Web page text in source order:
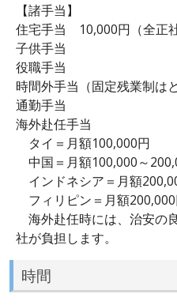
【諸手当】
住宅手当 10,000円（全正社
子供手当
役職手当
時間外手当（固定残業制は
通勤手当
海外赴任手当
タイ＝月額100,000円
中国＝月額100,000～
インドネシア＝月額
フィリピン＝月額
海外赴任時には、治安の
社が負担します。
時間